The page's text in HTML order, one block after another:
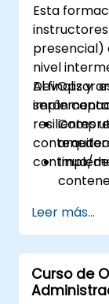
Esta
presencial)
nivel
DevOps y
resilientes
continua/
Al finalizar
serán
para
Aplicar
Leer más...
Curso de